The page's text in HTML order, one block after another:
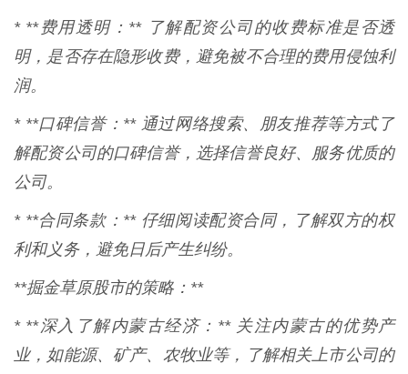
* **费用透明：** 了解配资公司的收费标准是否透
明，是否存在隐形收费，避免被不合理的费用侵蚀利
润。
* **口碑信誉：** 通过网络搜索、朋友推荐等方式了
解配资公司的口碑信誉，选择信誉良好、服务优质的
公司。
* **合同条款：** 仔细阅读配资合同，了解双方的权
利和义务，避免日后产生纠纷。
**掘金草原股市的策略：**
* **深入了解内蒙古经济：** 关注内蒙古的优势产
业，如能源、矿产、农牧业等，了解相关上市公司的